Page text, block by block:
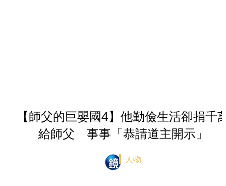
【師父的巨嬰國4】他勤儉生活卻捐千
給師父 事事「恭請道主開示」
人物